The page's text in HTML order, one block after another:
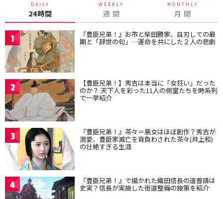
DAILY
24時間
WEEKLY
週 間
MONTHLY
月 間
1 『豊臣兄弟！』お市と柴田勝家、自刃しての最
期と「辞世の句」…運命を共にした２人の悲劇
2 【豊臣兄弟！】秀吉は本当に「女狂い」だった
のか？ 天下人を彩った11人の側室たちを時系列
で一挙紹介
3 『豊臣兄弟！』茶々＝悪女はほぼ創作？秀吉が
溺愛、豊臣家滅亡を背負わされた茶々(井上和)
の壮絶すぎる生涯
4 『豊臣兄弟！』で描かれた織田信長の道普請は
史実？信長が実施した街道整備の施策を紹介